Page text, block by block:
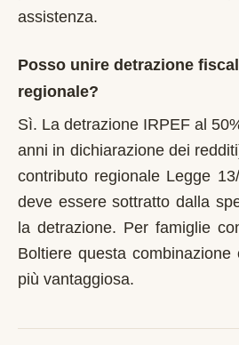
assistenza.
Posso unire detrazione
regionale?
Sì. La detrazione IRPEF al
anni in dichiarazione dei
contributo regionale Legge
deve essere sottratto dalla
la detrazione. Per famiglie
Boltiere questa
più vantaggiosa.